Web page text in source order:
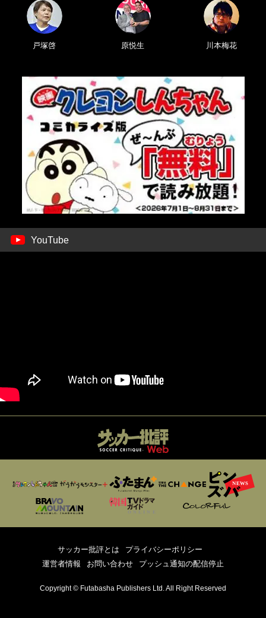
戸塚啓 原悦生 川本梅花
YouTube
サッカー批評とは
プライバシーポリシー
運営者情報
お問い合わせ プッシュ通知の配信停止
Copyright © Futabasha Publishers Ltd. All Right Reserved